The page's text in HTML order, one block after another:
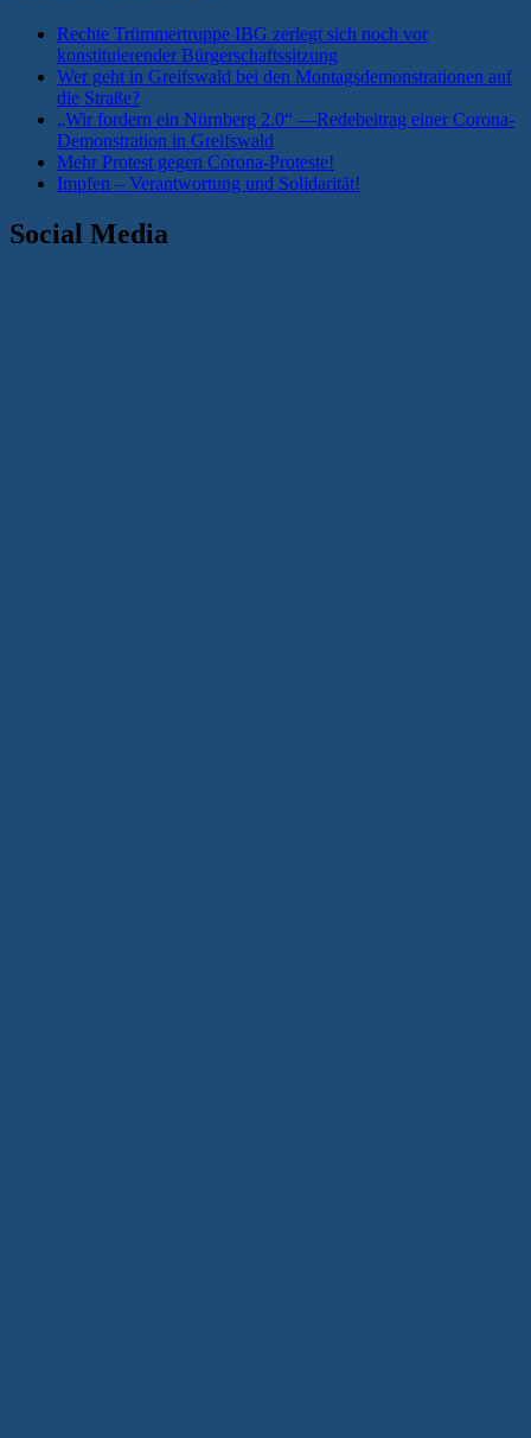
Rechte Trümmertruppe IBG zerlegt sich noch vor
konstituierender Bürgerschaftssitzung
Wer geht in Greifswald bei den Montagsdemonstrationen auf
die Straße?
„Wir fordern ein Nürnberg 2.0“ —Redebeitrag einer Corona-
Demonstration in Greifswald
Mehr Protest gegen Corona-Proteste!
Impfen – Verantwortung und Solidarität!
Social Media